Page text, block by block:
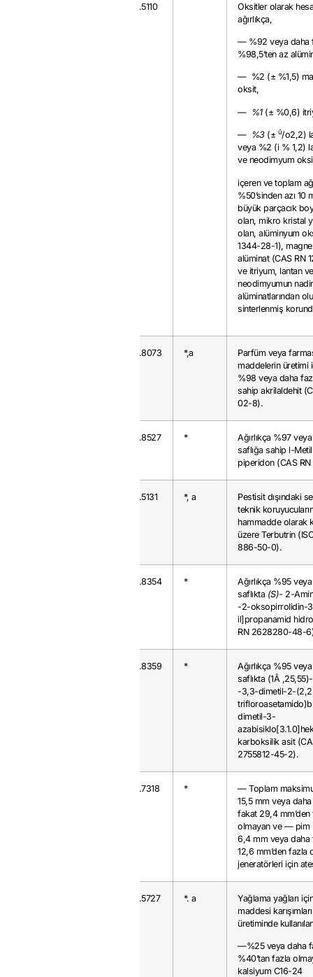
0.5110
Oksitler olarak
ağırlıkça,
— %92 veya daha
%98,5’ten az
— %2 (± %1,5)
oksit,
— %1(± %0,6)
— %3(± û/o2,2)
veya %2 (i % 1,2)
ve neodimyum
içeren ve toplam
%50’sinden azı 10
büyük parçacık
olan, mikro kristal
olan, alüminyum
1344-28-1),
alüminat (CAS RN
ve itriyum, lantan ve
neodimyumun
alüminatlarından
sinterlenmiş
0.8073 *,a
Parfüm veya
maddelerin üretimi
%98 veya daha
sahip akrilaldehit
02-8).
0.8527 *
Ağırlıkça %97
saflığa sahip l-
piperidon (CAS
0.5131 *, a
Pestisit dışındaki
teknik
hammadde olarak
üzere Terbutrin
886-50-0).
0.8354 *
Ağırlıkça %95
saflıkta (S)- 2-
-2-oksopirroIidin-
il]propanamid
RN 2628280-48-
0.8359 *
Ağırlıkça %95
saflıkta (1Â
-3,3-dimetil-2-
dimetil-3-
karboksilik asit
2755812-45-2).
0.7318 *
— Toplam
15,5 mm veya
fakat 29,4 mm’den
olmayan ve — pim
6,4 mm veya daha
12,6 mm’den fazla
jeneratörleri için
0.5727 *. a
Yağlama yağları
maddesi
üretiminde
—%25 veya daha
%40’tan fazla
kalsiyum C16-24